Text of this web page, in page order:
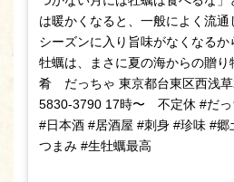
は暖かくなると、一般によく流
シーズンに入り旨味がなくなる
牡蠣は、まさに夏の海からの贈り
肴 だっちゃ 東京都台東区西浅
5830-3790 17時〜 不定休 #だっ
#日本酒 #居酒屋 #刺身 #珍味 #
つまみ #生牡蠣最高